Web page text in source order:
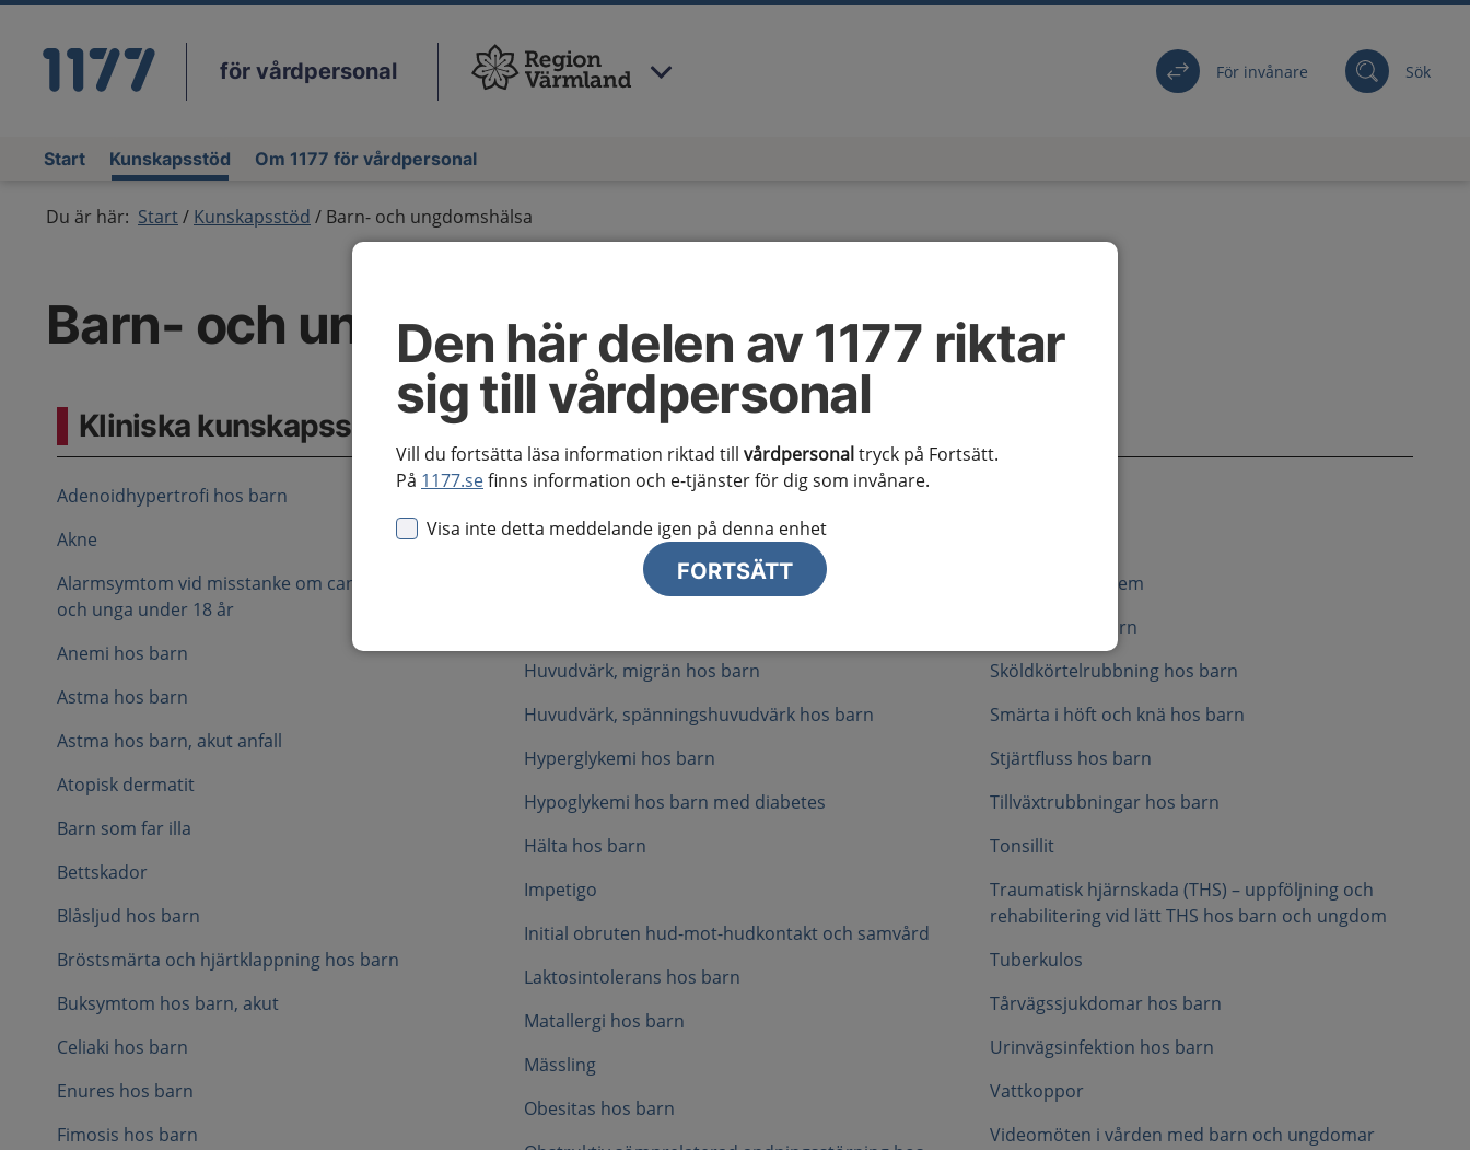
Den här delen av 1177 riktar
sig till vårdpersonal
Vill du fortsätta läsa information riktad till vårdpersonaltryck på Fortsätt.
På 1177.sefinns information och e-tjänster för dig som invånare.
Visa inte detta meddelande igen på denna enhet
FORTSÄTT
för vårdpersonal Du har valt regionVärmland För invånare Sök
Start Kunskapsstöd Om 1177 för vårdpersonal
Du är här: Start Kunskapsstöd Barn- och ungdomshälsa
Barn- och ungdomshälsa
Kliniska kunskapsstöd
Adenoidhypertrofi hos barn
Akne
Alarmsymtom vid misstanke om cancer hos barn
och unga under 18 år
Anemi hos barn
Astma hos barn
Astma hos barn, akut anfall
Atopisk dermatit
Barn som far illa
Bettskador
Blåsljud hos barn
Bröstsmärta och hjärtklappning hos barn
Buksymtom hos barn, akut
Celiaki hos barn
Enures hos barn
Fimosis hos barn
Gastroenterit hos barn
Gynekomasti
Huvudvärk, migrän hos barn
Huvudvärk, spänningshuvudvärk hos barn
Hyperglykemi hos barn
Hypoglykemi hos barn med diabetes
Hälta hos barn
Impetigo
Initial obruten hud-mot-hudkontakt och samvård
Laktosintolerans hos barn
Matallergi hos barn
Mässling
Obesitas hos barn
Seborroiskt eksem
Skelning hos barn
Sköldkörtelrubbning hos barn
Smärta i höft och knä hos barn
Stjärtfluss hos barn
Tillväxtrubbningar hos barn
Tonsillit
Traumatisk hjärnskada (THS) – uppföljning och
rehabilitering vid lätt THS hos barn och ungdom
Tuberkulos
Tårvägssjukdomar hos barn
Urinvägsinfektion hos barn
Vattkoppor
Videomöten i vården med barn och ungdomar